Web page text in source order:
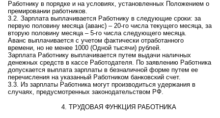
Работнику в порядке и на условиях, установленных Положением о
премировании работников.
3.2. Зарплата выплачивается Работнику в следующие сроки: за
первую половину месяца (аванс) – 20-го числа текущего месяца , за
вторую половину месяца – 5-го числа следующего месяца
Аванс выплачивается с учетом фактически отработанного
времени, но не менее 1000 (Одной тысячи) рублей
Зарплата Работнику выплачивается путем выдачи наличных
денежных средств в кассе Работодателя. По заявлению Работника
допускается выплата зарплаты в безналичной форме путем ее
перечисления на указанный Работником банковский счет.
3.3. Из зарплаты Работника могут производиться удержания в
случаях, предусмотренных законодательством РФ.
4. ТРУДОВАЯ ФУНКЦИЯ РАБОТНИКА